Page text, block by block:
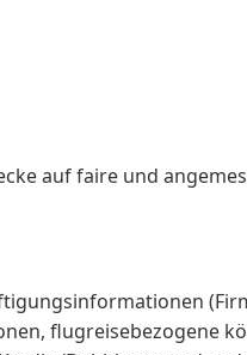
auf faire und
flugreisebezogene